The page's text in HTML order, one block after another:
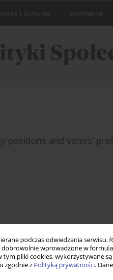
podczas odwiedzania
wprowadzone w
tym pliki cookies, wykorzystywane
zgodnie z Polityką prywatności.
i autorów Archiwum
positions and voters’